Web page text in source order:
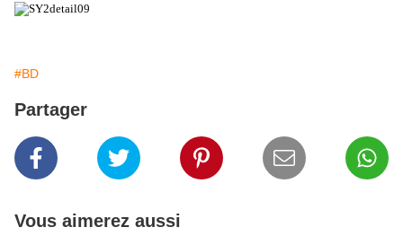
#BD
Partager
Vous aimerez aussi